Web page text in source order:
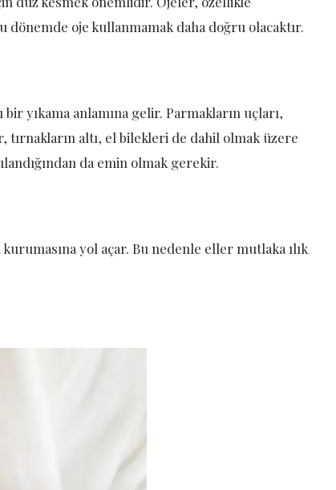
oje kullanmamak daha doğru olacaktır.
yıkama anlamına gelir. Parmakların uçları,
altı, el bilekleri de dahil olmak üzere
da emin olmak gerekir.
yol açar. Bu nedenle eller mutlaka ılık